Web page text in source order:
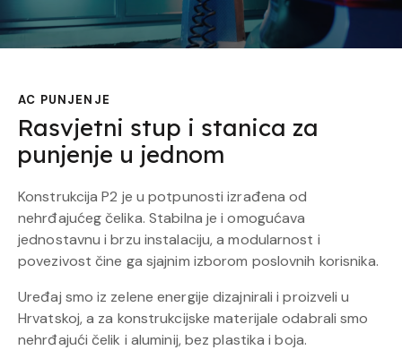
AC PUNJENJE
Rasvjetni stup i stanica za
punjenje u jednom
Konstrukcija P2 je u potpunosti izrađena od
nehrđajućeg čelika. Stabilna je i omogućava
jednostavnu i brzu instalaciju, a modularnost i
povezivost čine ga sjajnim izborom poslovnih korisnika.
Uređaj smo iz zelene energije dizajnirali i proizveli u
Hrvatskoj, a za konstrukcijske materijale odabrali smo
nehrđajući čelik i aluminij, bez plastika i boja.